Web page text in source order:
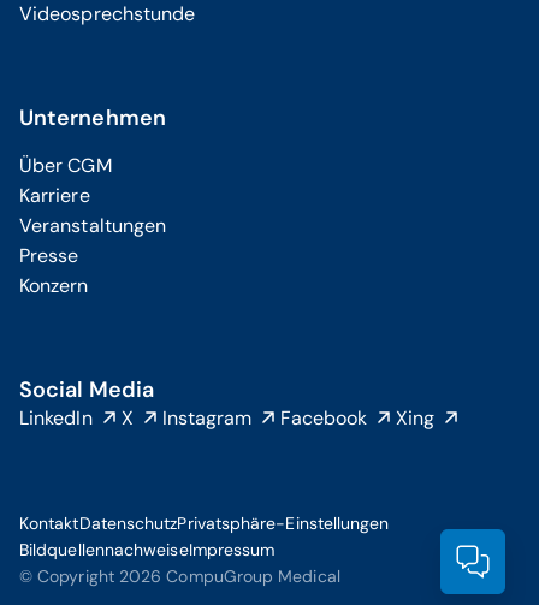
Videosprechstunde
Unternehmen
Über CGM
Karriere
Veranstaltungen
Presse
Konzern
Social Media
LinkedIn X Instagram Facebook Xing
© Copyright 2026 CompuGroup Medical
KontaktDatenschutzPrivatsphäre-Einstellungen
BildquellennachweiseImpressum